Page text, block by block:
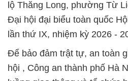
lộ Thăng Long, phường Từ
Đại hội đại biểu toàn quốc
lần thứ IX, nhiệm kỳ 2026 -
Để bảo đảm trật tự, an toàn
hội , Công an thành phố Hà